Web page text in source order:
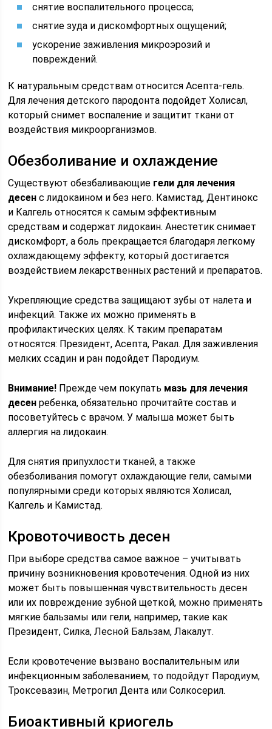
снятие воспалительного процесса;
снятие зуда и дискомфортных ощущений;
ускорение заживления микроэрозий и
повреждений.
К натуральным средствам относится Асепта-гель.
Для лечения детского пародонта подойдет Холисал,
который снимет воспаление и защитит ткани от
воздействия микроорганизмов.
Обезболивание и охлаждение
Существуют обезбаливающие гели для лечения
десен с лидокаином и без него. Камистад, Дентинокс
и Калгель относятся к самым эффективным
средствам и содержат лидокаин. Анестетик снимает
дискомфорт, а боль прекращается благодаря легкому
охлаждающему эффекту, который достигается
воздействием лекарственных растений и препаратов.
Укрепляющие средства защищают зубы от налета и
инфекций. Также их можно применять в
профилактических целях. К таким препаратам
относятся: Президент, Асепта, Ракал. Для заживления
мелких ссадин и ран подойдет Пародиум.
Внимание! Прежде чем покупать мазь для лечения
десен ребенка, обязательно прочитайте состав и
посоветуйтесь с врачом. У малыша может быть
аллергия на лидокаин.
Для снятия припухлости тканей, а также
обезболивания помогут охлаждающие гели, самыми
популярными среди которых являются Холисал,
Калгель и Камистад.
Кровоточивость десен
При выборе средства самое важное – учитывать
причину возникновения кровотечения. Одной из них
может быть повышенная чувствительность десен
или их повреждение зубной щеткой, можно применять
мягкие бальзамы или гели, например, такие как
Президент, Силка, Лесной Бальзам, Лакалут.
Если кровотечение вызвано воспалительным или
инфекционным заболеванием, то подойдут Пародиум,
Троксевазин, Метрогил Дента или Солкосерил.
Биоактивный криогель